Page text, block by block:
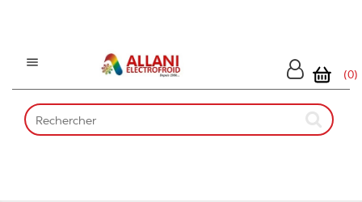

(0)